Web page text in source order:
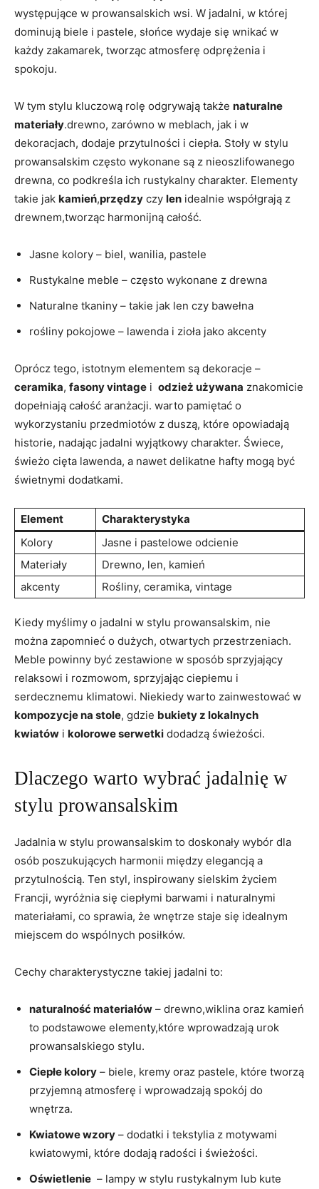
występujące w​ prowansalskich wsi. W jadalni, w której
⁣dominują‌ biele i pastele, słońce wydaje się wnikać w
każdy zakamarek, tworząc atmosferę odprężenia i
spokoju.
W tym stylu kluczową rolę⁢ odgrywają także naturalne
materiały.drewno, zarówno w meblach, jak i ⁣w
dekoracjach, dodaje przytulności i⁢ ciepła. Stoły ​w⁤ stylu
prowansalskim ⁢często wykonane są ⁢z nieoszlifowanego ​
drewna, co podkreśla ich⁤ rustykalny charakter. Elementy
takie jak kamień,przędzy czy len idealnie współgrają z
drewnem,tworząc harmonijną‍ całość.
Jasne kolory – biel, wanilia, pastele
Rustykalne meble – często wykonane z ‌drewna
Naturalne ⁣tkaniny – takie jak len‍ czy bawełna
rośliny pokojowe – lawenda i zioła jako⁢ akcenty
Oprócz tego, ⁣istotnym elementem są dekoracje –
ceramika, fasony vintage i ‍ odzież używana ​znakomicie
dopełniają⁣ całość ‍aranżacji. warto‍ pamiętać o
wykorzystaniu przedmiotów z duszą, które opowiadają
historie, nadając jadalni wyjątkowy charakter.​ Świece,
świeżo cięta lawenda, a nawet ⁣delikatne hafty mogą być
⁤świetnymi dodatkami.
Element
Charakterystyka
Kolory
Jasne i ⁤pastelowe⁢ odcienie
Materiały
Drewno, len,⁣ kamień
akcenty
Rośliny, ceramika, vintage
Kiedy myślimy o jadalni w⁢ stylu ‌prowansalskim, nie⁢
można ​zapomnieć ‌o dużych, otwartych przestrzeniach.⁢
Meble powinny⁤ być zestawione ⁤w⁣ sposób sprzyjający‌
relaksowi⁤ i​ rozmowom, sprzyjając ciepłemu i
‌serdecznemu klimatowi. ‍Niekiedy warto zainwestować w
kompozycje​ na ⁣stole, gdzie bukiety z lokalnych
kwiatów i kolorowe serwetki dodadzą świeżości.
Dlaczego warto⁣ wybrać jadalnię w
stylu⁢ prowansalskim
Jadalnia ‍w ‌stylu prowansalskim to ⁤doskonały ⁢wybór dla
osób poszukujących harmonii ​między elegancją a
przytulnością. ​Ten ‍styl, inspirowany sielskim życiem ​
Francji, ‍wyróżnia się ciepłymi⁣ barwami i naturalnymi
materiałami, co sprawia,​ że⁤ wnętrze staje się idealnym
miejscem do wspólnych ⁤posiłków.
Cechy ​charakterystyczne​ takiej jadalni to:
naturalność materiałów ⁣– drewno,wiklina oraz kamień
​to ⁣podstawowe⁤ elementy,które wprowadzają urok
prowansalskiego stylu.
Ciepłe kolory – biele, kremy⁤ oraz pastele, które tworzą
⁣przyjemną atmosferę i wprowadzają spokój do
wnętrza.
Kwiatowe wzory – dodatki i tekstylia z motywami
kwiatowymi, które dodają radości i świeżości.
Oświetlenie ⁣ – lampy w stylu rustykalnym⁣ lub kute